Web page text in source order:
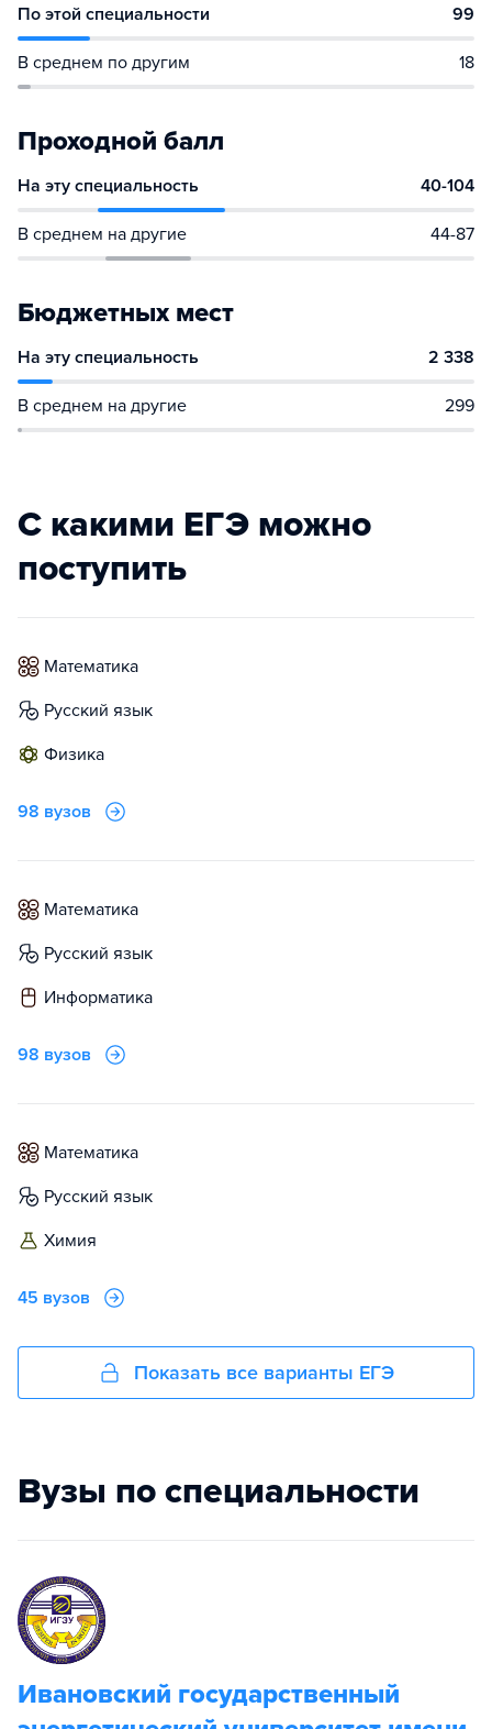
По этой специальности 99
В среднем по другим 18
Проходной балл
На эту специальность 40-104
В среднем на другие 44-87
Бюджетных мест
На эту специальность 2 338
В среднем на другие 299
С какими ЕГЭ можно
поступить
математика
русский язык
физика
98 вузов
математика
русский язык
информатика
98 вузов
математика
русский язык
химия
45 вузов
Показать все варианты ЕГЭ
Вузы по специальности
Ивановский государственный